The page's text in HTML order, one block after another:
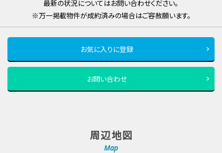
最新の状況についてはお問い合わせください。
※万一掲載物件が成約済みの場合はご容赦願います。
お気に入りに登録
お問い合わせ
周辺地図
Map